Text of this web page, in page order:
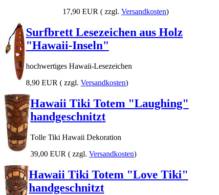
17,90 EUR ( zzgl. Versandkosten)
Surfbrett Lesezeichen aus Holz
"Hawaii-Inseln"
hochwertiges Hawaii-Lesezeichen
8,90 EUR ( zzgl. Versandkosten)
Hawaii Tiki Totem "Laughing"
handgeschnitzt
Tolle Tiki Hawaii Dekoration
39,00 EUR ( zzgl. Versandkosten)
Hawaii Tiki Totem "Love Tiki"
handgeschnitzt